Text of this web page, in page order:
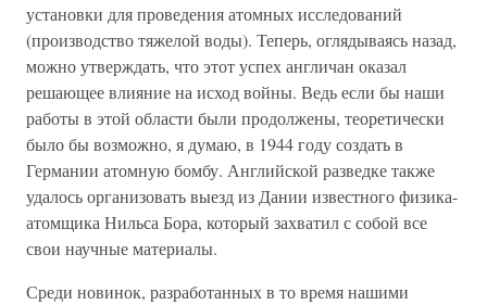
установки для проведения атомных исследований
(производство тяжелой воды). Теперь, оглядываясь назад,
можно утверждать, что этот успех англичан оказал
решающее влияние на исход войны. Ведь если бы наши
работы в этой области были продолжены, теоретически
было бы возможно, я думаю, в 1944 году создать в
Германии атомную бомбу. Английской разведке также
удалось организовать выезд из Дании известного физика-
атомщика Нильса Бора, который захватил с собой все
свои научные материалы.
Среди новинок, разработанных в то время нашими